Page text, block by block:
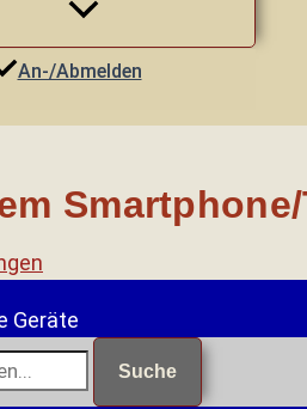
An-/Abmelden
Geräte
Suche